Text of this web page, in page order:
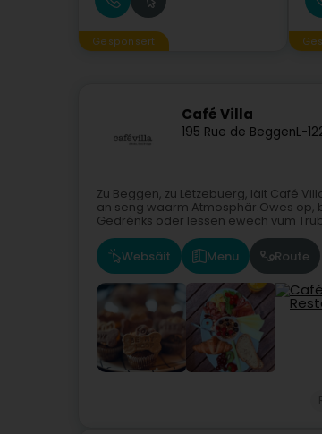
Gesponsert
Café Villa
195 Rue de BeggenL-
Zu Beggen, zu Lëtzebuerg, läit Café
an seng waarm Atmosphär.Owes
Gedrénks oder Iessen ewech vum
Websäit Menu Route